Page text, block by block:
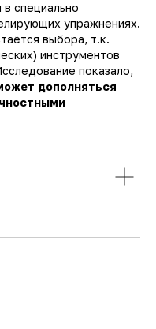
специально
упражнениях.
выбора, т.к.
инструментов
показало,
дополняться